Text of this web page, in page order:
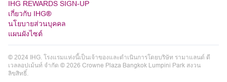
IHG REWARDS SIGN-UP
เกี่ยวกับ IHG®
นโยบายส่วนบุคคล
แผนผังไซต์
© 2024 IHG. โรงแรมแห่งนี้เป็นเจ้าของและดำเนินการโดยบริษัท รามาแลนด์ ดี
เวลลอปเม้นท์ จำกัด © 2026 Crowne Plaza Bangkok Lumpini Park สงวน
ลิขสิทธิ์.